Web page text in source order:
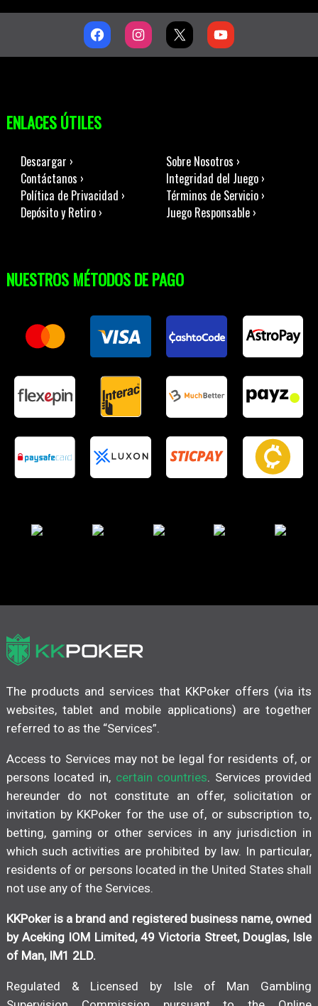
ENLACES ÚTILES
Descargar ›
Sobre Nosotros ›
Contáctanos ›
Integridad del Juego ›
Política de Privacidad ›
Términos de Servicio ›
Depósito y Retiro ›
Juego Responsable ›
NUESTROS MÉTODOS DE PAGO
The products and services that KKPoker offers (via its
websites, tablet and mobile applications) are together
referred to as the “Services”.
Access to Services may not be legal for residents of, or
persons located in, certain countries . Services provided
hereunder do not constitute an offer, solicitation or
invitation by KKPoker for the use of, or subscription to,
betting, gaming or other services in any jurisdiction in
which such activities are prohibited by law. In particular,
residents of or persons located in the United States shall
not use any of the Services.
KKPoker is a brand and registered business name, owned
by Aceking IOM Limited, 49 Victoria Street, Douglas, Isle
of Man, IM1 2LD.
Regulated & Licensed by Isle of Man Gambling